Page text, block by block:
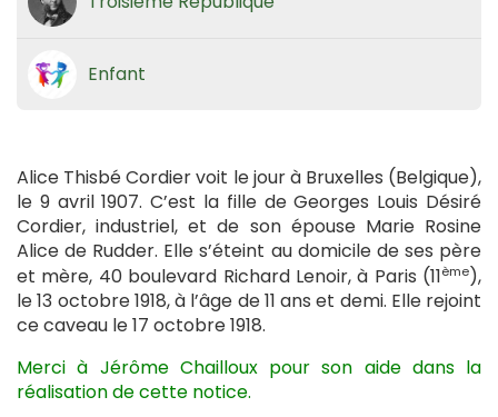
Enfant
Alice Thisbé Cordier voit le jour à Bruxelles (Belgique),
le 9 avril 1907. C’est la fille de Georges Louis Désiré
Cordier, industriel, et de son épouse Marie Rosine
Alice de Rudder. Elle s’éteint au domicile de ses père
et mère, 40 boulevard Richard Lenoir, à Paris (11ème),
le 13 octobre 1918, à l’âge de 11 ans et demi. Elle rejoint
ce caveau le 17 octobre 1918.
Merci à Jérôme Chailloux pour son aide dans la
réalisation de cette notice.